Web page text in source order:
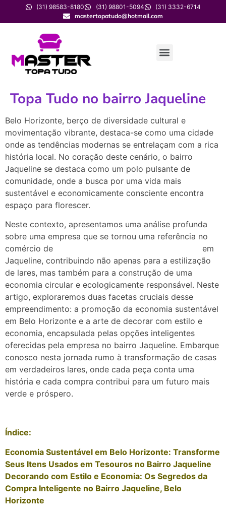
(31) 98583-8180 (31) 98801-5094
(31) 3332-6714
mastertopatudo@hotmail.com
Topa Tudo no bairro Jaqueline
Belo Horizonte, berço de diversidade cultural e
movimentação vibrante, destaca-se como uma cidade
onde as tendências modernas se entrelaçam com a rica
história local. No coração deste cenário, o bairro
Jaqueline se destaca como um polo pulsante de
comunidade, onde a busca por uma vida mais
sustentável e economicamente consciente encontra
espaço para florescer.
Neste contexto, apresentamos uma análise profunda
sobre uma empresa que se tornou uma referência no
comércio de
em
Jaqueline, contribuindo não apenas para a estilização
de lares, mas também para a construção de uma
economia circular e ecologicamente responsável. Neste
artigo, exploraremos duas facetas cruciais desse
empreendimento: a promoção da economia sustentável
em Belo Horizonte e a arte de decorar com estilo e
economia, encapsulada pelas opções inteligentes
oferecidas pela empresa no bairro Jaqueline. Embarque
conosco nesta jornada rumo à transformação de casas
em verdadeiros lares, onde cada peça conta uma
história e cada compra contribui para um futuro mais
verde e próspero.
Índice:
Economia Sustentável em Belo Horizonte: Transforme
Seus Itens Usados em Tesouros no Bairro Jaqueline
Decorando com Estilo e Economia: Os Segredos da
Compra Inteligente no Bairro Jaqueline, Belo
Horizonte